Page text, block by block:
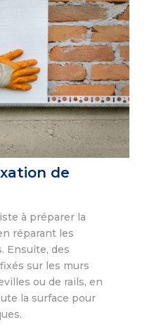
de
à préparer la
réparant les
Ensuite, des
sur les murs
ou de rails, en
la surface pour